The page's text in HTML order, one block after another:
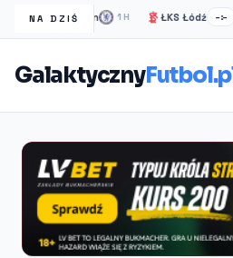
NA DZIŚ
Chelsea Londyn 1H ŁKS Łódź –:–
Galaktyczny